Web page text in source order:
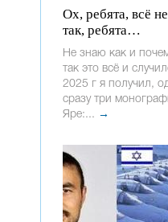
Ох, ребята, всё
так, ребята…
Не знаю как и
так это всё и
2025 г я получил,
сразу три
Яре:... →